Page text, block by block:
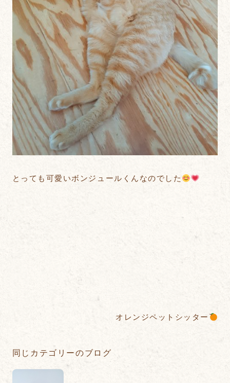
とっても可愛いボンジュールくんなのでした
オレンジペットシッター
同じカテゴリーのブログ